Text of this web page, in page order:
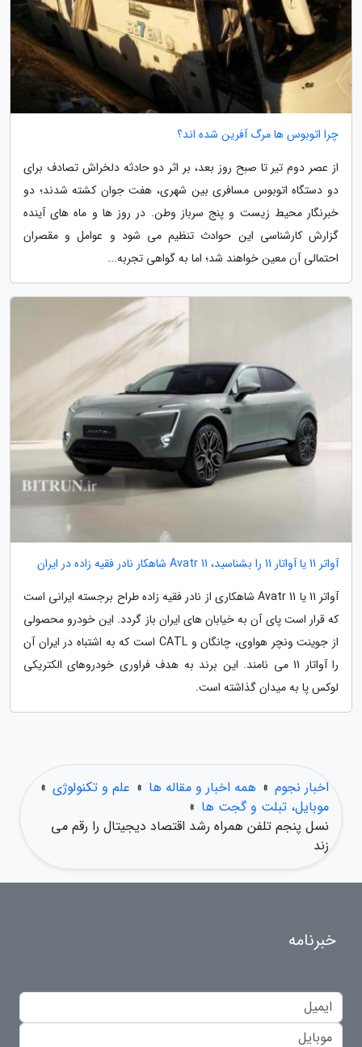
چرا اتوبوس ها مرگ آفرین شده اند؟
از عصر دوم تیر تا صبح روز بعد، بر اثر دو حادثه دلخراش تصادف برای
دو دستگاه اتوبوس مسافری بین شهری، هفت جوان کشته شدند؛ دو
خبرنگار محیط زیست و پنج سرباز وطن. در روز ها و ماه های آینده
گزارش کارشناسی این حوادث تنظیم می شود و عوامل و مقصران
احتمالی آن معین خواهند شد؛ اما به گواهی تجربه...
آواتر 11 یا آواتار 11 را بشناسید، Avatr 11 شاهکار نادر فقیه زاده در ایران
آواتر 11 یا Avatr 11 شاهکاری از نادر فقیه زاده طراح برجسته ایرانی است
که قرار است پای آن به خیابان های ایران باز گردد. این خودرو محصولی
از جوینت ونچر هواوی، چانگان و CATL است که به اشتباه در ایران آن
را آواتار 11 می نامند. این برند به هدف فراوری خودروهای الکتریکی
لوکس پا به میدان گذاشته است.
اخبار نجوم » همه اخبار و مقاله ها » علم و تکنولوژی »
موبایل، تبلت و گجت ها »
نسل پنجم تلفن همراه رشد اقتصاد دیجیتال را رقم می
زند
خبرنامه